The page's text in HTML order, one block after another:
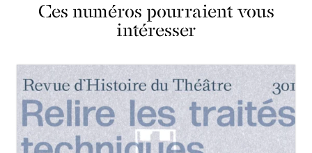
Ces numéros pourraient vous
intéresser